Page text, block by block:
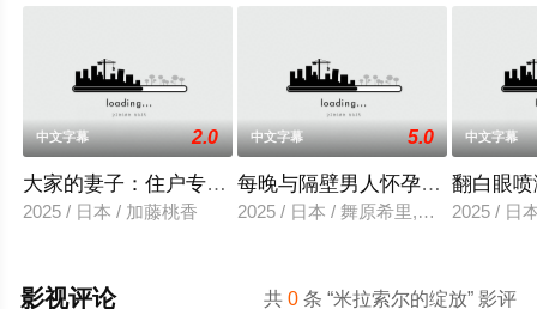
中文字幕 2.0
大家的妻子：住户专用洞口
2025 / 日本 / 加藤桃香
中文字幕 5.0
每晚与隔壁男人怀孕性爱
2025 / 日本 / 舞原希里,佐川金二
中文字幕
翻白眼
2025 / 日
共0 条 “米拉索尔的绽放” 影评
影视评论